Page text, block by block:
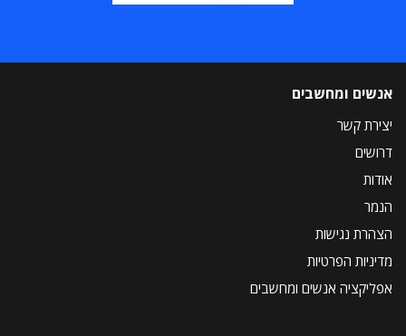
אנשים ומחשבים
יצירת קשר
דרושים
אודות
הנמר
הצהרת נגישות
מדיניות הפרטיות
אפליקציה אנשים ומחשבים